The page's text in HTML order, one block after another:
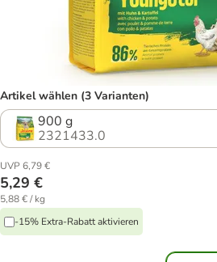
Artikel wählen (3 Varianten)
900 g
2321433.0
UVP 6,79 €
5,29 €
5,88 € / kg
-15% Extra-Rabatt aktivieren